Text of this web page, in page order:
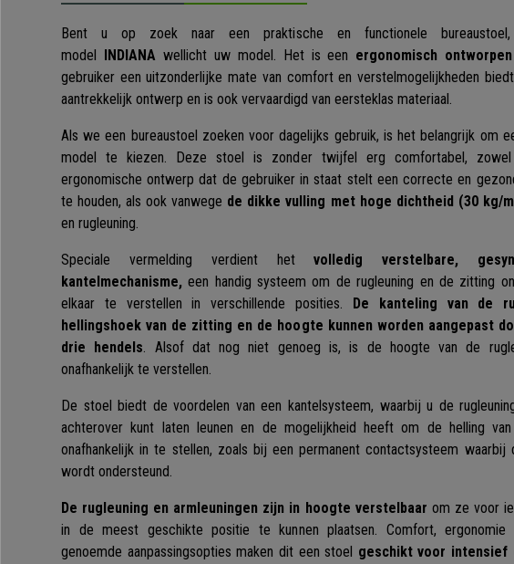
Bent u op zoek naar een praktische en functionele
model INDIANAwellicht uw model. Het is een ergonomisch
gebruiker een uitzonderlijke mate van comfort en verstelmogelijkheden
aantrekkelijk ontwerp en is ook vervaardigd van eersteklas materiaal.
Als we een bureaustoel zoeken voor dagelijks gebruik, is het belangrijk om
model te kiezen. Deze stoel is zonder twijfel erg comfortabel, zowel
ergonomische ontwerp dat de gebruiker in staat stelt een correcte en
te houden, als ook vanwege de dikke vulling met hoge dichtheid (30 kg/
en rugleuning.
Speciale vermelding verdient hetvolledig verstelbare,
kantelmechanisme,een handig systeem om de rugleuning en de zitting
elkaar te verstellen in verschillende posities. De kanteling van de
hellingshoek van de zitting en de hoogte kunnen worden aangepast
drie hendels. Alsof dat nog niet genoeg is, is de hoogte van de
onafhankelijk te verstellen.
De stoel biedt de voordelen van een kantelsysteem, waarbij u de
achterover kunt laten leunen en de mogelijkheid heeft om de helling van
onafhankelijk in te stellen, zoals bij een permanent contactsysteem waarbij
wordt ondersteund.
De rugleuning en armleuningen zijn in hoogte verstelbaar om ze voor
in de meest geschikte positie te kunnen plaatsen. Comfort,
genoemde aanpassingsopties maken dit een stoel geschikt voor intensief